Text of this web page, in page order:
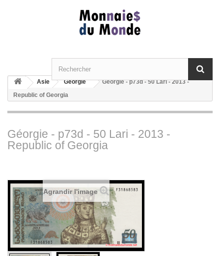
Asie Géorgie
Géorgie - p73d - 50 Lari - 2013 -
Republic of Georgia
Géorgie - p73d - 50 Lari - 2013 -
Republic of Georgia
Agrandir l'image